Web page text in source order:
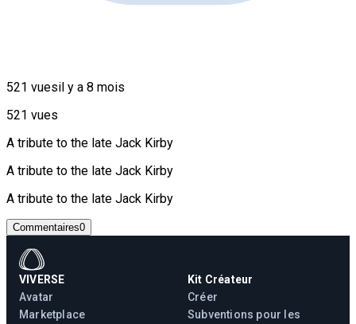
521 vuesil y a 8 mois
521 vues
A tribute to the late Jack Kirby
A tribute to the late Jack Kirby
A tribute to the late Jack Kirby
Commentaires0
VIVERSE
Avatar
Marketplace
Kit Créateur
Créer
Subventions pour les